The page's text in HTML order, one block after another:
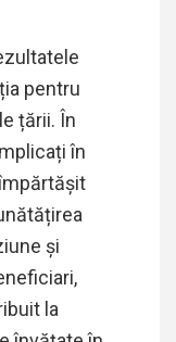
pentru
țării. În
în
și
la